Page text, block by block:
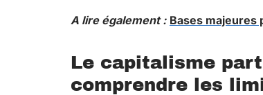
A lire également : Bases majeures
Le capitalisme
comprendre les